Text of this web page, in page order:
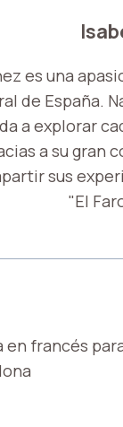
es una
de España.
a explorar
a su gran
sus
"El
en francés